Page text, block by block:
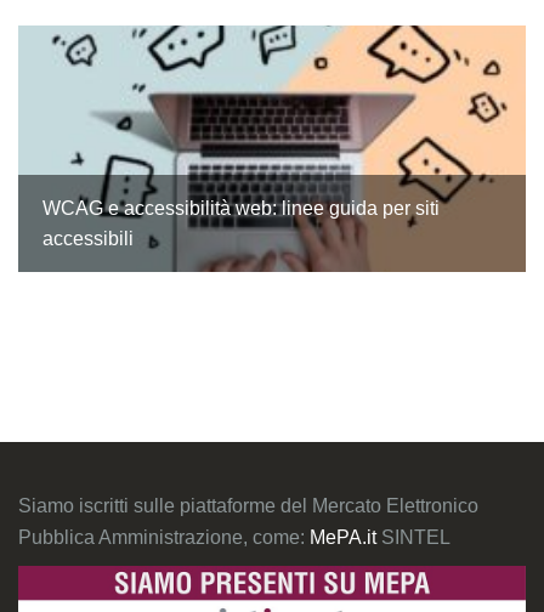
WCAG e accessibilità web: linee guida per siti
accessibili
Siamo iscritti sulle piattaforme del Mercato Elettronico
Pubblica Amministrazione, come: MePA.it SINTEL